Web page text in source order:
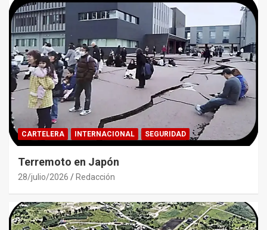
CARTELERA INTERNACIONAL SEGURIDAD
Terremoto en Japón
28/julio/2026 Redacción